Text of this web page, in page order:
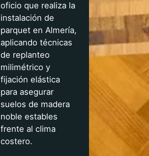
oficio que realiza la
instalación de
parquet en Almería,
aplicando técnicas
de replanteo
milimétrico y
fijación elástica
para asegurar
suelos de madera
noble estables
frente al clima
costero.